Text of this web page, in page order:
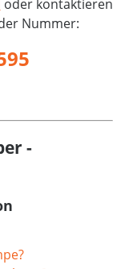
oder kontaktieren
Nummer:
-